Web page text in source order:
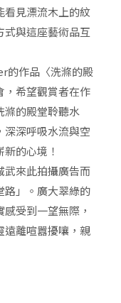
看見漂流木上的紋
式與這座藝術品互
的作品〈洗滌的殿
，希望觀賞者在作
滌的殿堂聆聽水
深深呼吸水流與空
的心境！
武來此拍攝廣告而
路」。廣大翠綠的
受到一望無際，
遠離喧囂擾嚷，親